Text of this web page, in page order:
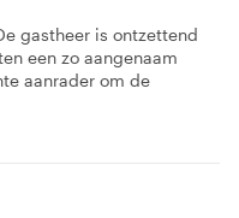
gastheer is ontzettend
een zo aangenaam
aanrader om de